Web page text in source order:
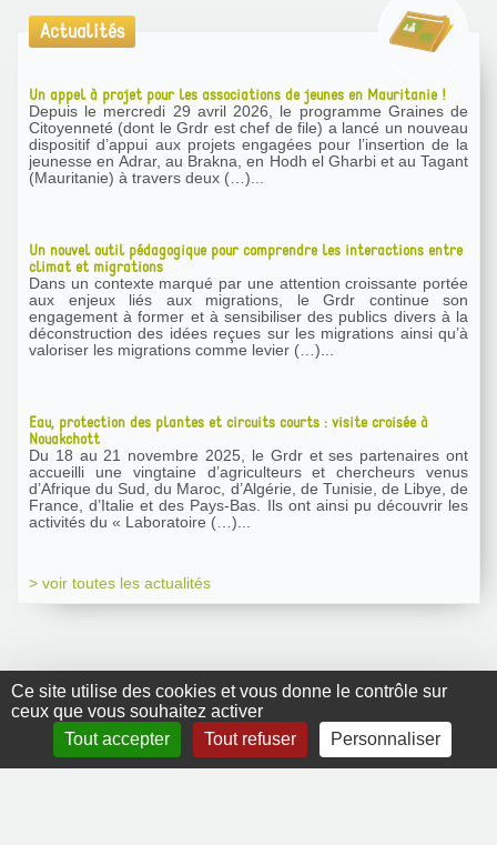
Ce site utilise des cookies et vous donne le contrôle sur
ceux que vous souhaitez activer
Tout accepter
Tout refuser Personnaliser
Actualités
Un appel à projet pour les associations de jeunes en Mauritanie !
Depuis le mercredi 29 avril 2026, le programme Graines de
Citoyenneté (dont le Grdr est chef de file) a lancé un nouveau
dispositif d’appui aux projets engagées pour l’insertion de la
jeunesse en Adrar, au Brakna, en Hodh el Gharbi et au Tagant
(Mauritanie) à travers deux (…)...
Un nouvel outil pédagogique pour comprendre les interactions entre
climat et migrations
Dans un contexte marqué par une attention croissante portée
aux enjeux liés aux migrations, le Grdr continue son
engagement à former et à sensibiliser des publics divers à la
déconstruction des idées reçues sur les migrations ainsi qu’à
valoriser les migrations comme levier (…)...
Eau, protection des plantes et circuits courts : visite croisée à
Nouakchott
Du 18 au 21 novembre 2025, le Grdr et ses partenaires ont
accueilli une vingtaine d’agriculteurs et chercheurs venus
d’Afrique du Sud, du Maroc, d’Algérie, de Tunisie, de Libye, de
France, d’Italie et des Pays-Bas. Ils ont ainsi pu découvrir les
activités du « Laboratoire (…)...
> voir toutes les actualités
GRDR Copyright
2010 |RSS|Plan du site|Mentions légales|Contact